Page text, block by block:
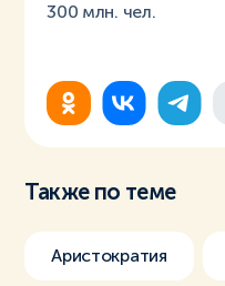
300 млн. чел.
Также по теме
Аристократия